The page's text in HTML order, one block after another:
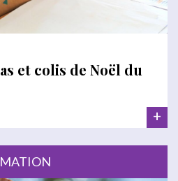
et colis de Noël du
+